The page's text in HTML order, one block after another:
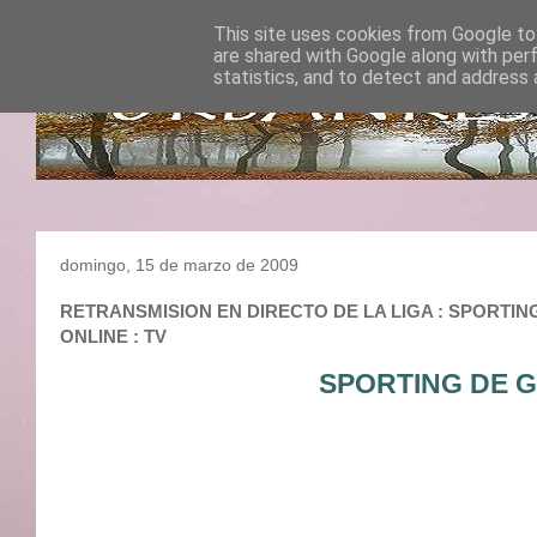
domingo, 15 de marzo de 2009
RETRANSMISION EN DIRECTO DE LA LIGA :
ONLINE : TV
SPORTING DE
This site uses cookies from Google
are shared with Google along with
statistics, and to detect and address